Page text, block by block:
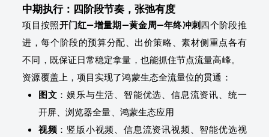
中期执行：四阶段节奏，张弛有度
项目按照开门红—增量期—黄金周—年终冲刺四个阶段推
进，每个阶段的预算分配、出价策略、素材侧重点各有
不同，既保证日常稳定拿量，也能抓住节点流量高峰。
资源覆盖上，项目实现了鸿蒙生态全流量位的贯通：
图文 ：娱乐与生活、智能优选、信息流资讯、统一
开屏、浏览器全量、鸿蒙生态应用
视频 ：竖版小视频、信息流资讯视频、智能优选视